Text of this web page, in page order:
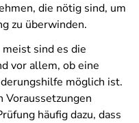
die nötig sind, um
zu überwinden.
sind es die
vor allem, ob eine
möglich ist.
Voraussetzungen
häufig dazu, dass